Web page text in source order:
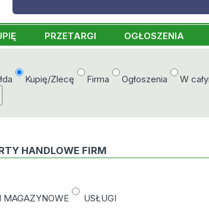
PRZETARGI OGŁOSZENIA
Kupię/Zlecę Firma Ogłoszenia W
HANDLOWE FIRM
MAGAZYNOWE
USŁUGI